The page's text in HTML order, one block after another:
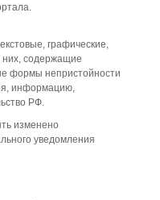
графические,
них, содержащие
формы непристойности
информацию,
РФ.
изменено
уведомления